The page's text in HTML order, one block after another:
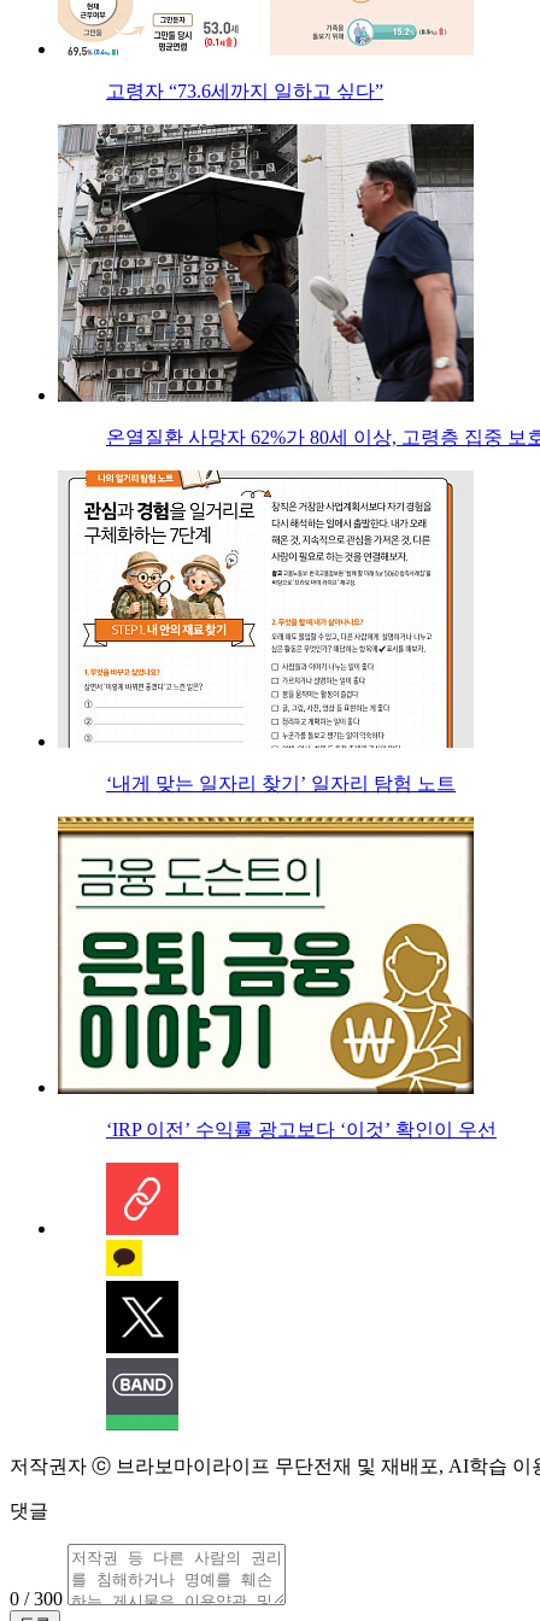
고령자 “73.6세까지 일하고 싶다”
온열질환 사망자 62%가 80세 이상, 고령층 집중 보
‘내게 맞는 일자리 찾기’ 일자리 탐험 노트
‘IRP 이전’ 수익률 광고보다 ‘이것’ 확인이 우선
저작권자 ⓒ 브라보마이라이프 무단전재 및 재배포, AI학습 이
댓글
0 / 300